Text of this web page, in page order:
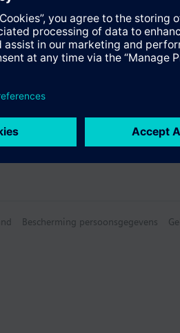
Bescherming persoonsgegevens